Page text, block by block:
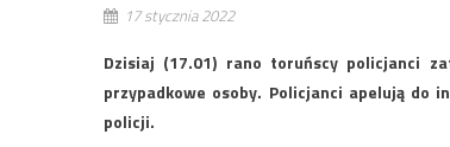
17 stycznia 2022
Dzisiaj (17.01) rano toruńscy policjanci
przypadkowe osoby. Policjanci apelują do
policji.